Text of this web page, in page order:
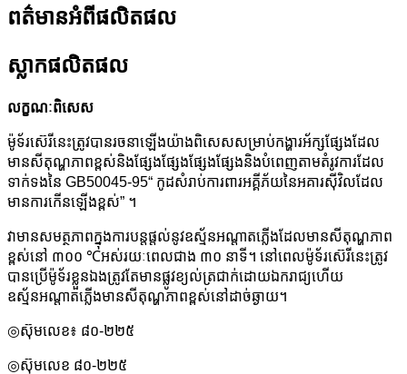
ពត៌មានអំពីផលិតផល
ស្លាកផលិតផល
លក្ខណៈពិសេស
ម៉ូទ័រស៊េរីនេះត្រូវបានរចនាឡើងយ៉ាងពិសេសសម្រាប់កង្ហារអ័ក្សផ្សែងដែល
មានសីតុណ្ហភាពខ្ពស់និងផ្សែងផ្សែងផ្សែងផ្សែងនិងបំពេញតាមតំរូវការដែល
ទាក់ទងនៃ GB50045-95“ កូដសំរាប់ការពារអគ្គីភ័យនៃអគារស៊ីវិលដែល
មានការកើនឡើងខ្ពស់” ។
វាមានសមត្ថភាពក្នុងការបន្តផ្តល់នូវឧស្ម័នអណ្តាតភ្លើងដែលមានសីតុណ្ហភាព
ខ្ពស់នៅ ៣០០ ℃អស់រយៈពេលជាង ៣០ នាទី។ នៅពេលម៉ូទ័រស៊េរីនេះត្រូវ
បានប្រើម៉ូទ័រខ្លួនឯងត្រូវតែមានផ្លូវខ្យល់ត្រជាក់ដោយឯករាជ្យហើយ
ឧស្ម័នអណ្តាតភ្លើងមានសីតុណ្ហភាពខ្ពស់នៅដាច់ឆ្ងាយ។
◎ស៊ុមលេខ៖ ៨០-២២៥
◎ស៊ុមលេខ ៨០-២២៥